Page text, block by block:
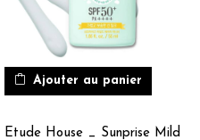
Ajouter au panier
Etude House _ Sunprise Mild